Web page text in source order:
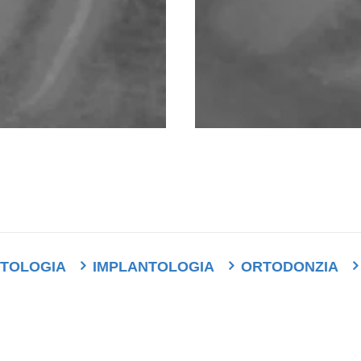
IMPLANTOLOGIA ORTODONZIA